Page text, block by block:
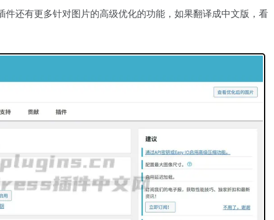
还有更多针对图片的高级优化的功能，如果翻译成中文版，看